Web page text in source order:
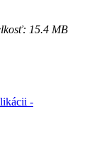
15.4 MB
-